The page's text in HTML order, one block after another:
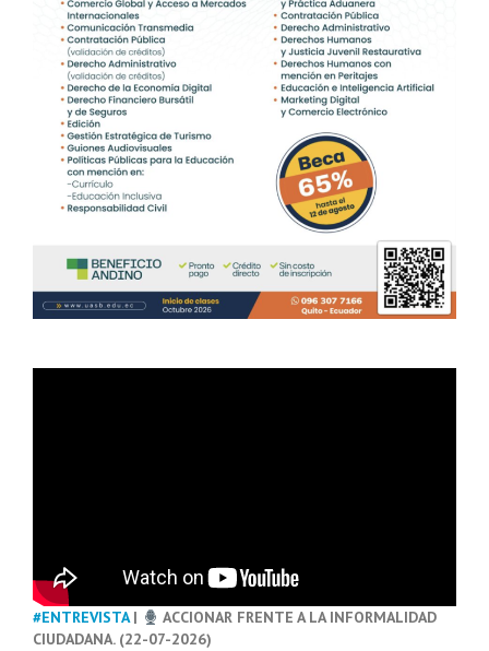
#ENTREVISTA|
ACCIONAR FRENTE A LA INFORMALIDAD
CIUDADANA. (22-07-2026)